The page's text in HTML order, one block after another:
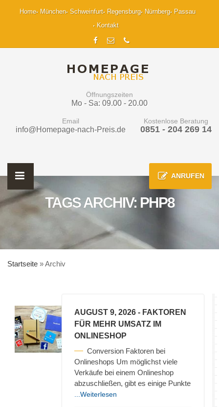
Home München Schweinfurt Regensburg Nürnberg
Passau
Kontakt
Öffnungszeiten
Mo - Sa: 09.00 - 20.00
Email
info@Homepage-nach-Preis.de
Kostenlose Beratung
0851 - 204 269 14
ANRUFEN
TAGS ARCHIV: PHP8
Startseite »Archiv
AUGUST 9, 2026 - FAKTOREN
FÜR MEHR UMSATZ IM
ONLINESHOP
Conversion Faktoren bei
Onlineshops Um möglichst viele
Verkäufe bei einem Onlineshop
abzuschließen, gibt es einige Punkte
...Weiterlesen